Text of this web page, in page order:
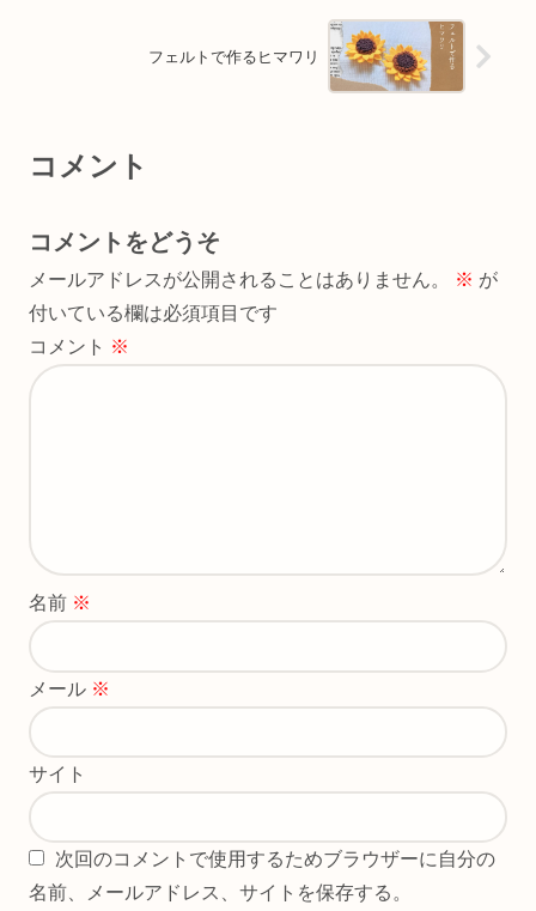
フェルトで作るヒマワリ
コメント
コメントをどうそ
メールアドレスが公開されることはありません。 ※ が
付いている欄は必須項目です
コメント ※
名前 ※
メール ※
サイト
次回のコメントで使用するためブラウザーに自分の
名前、メールアドレス、サイトを保存する。